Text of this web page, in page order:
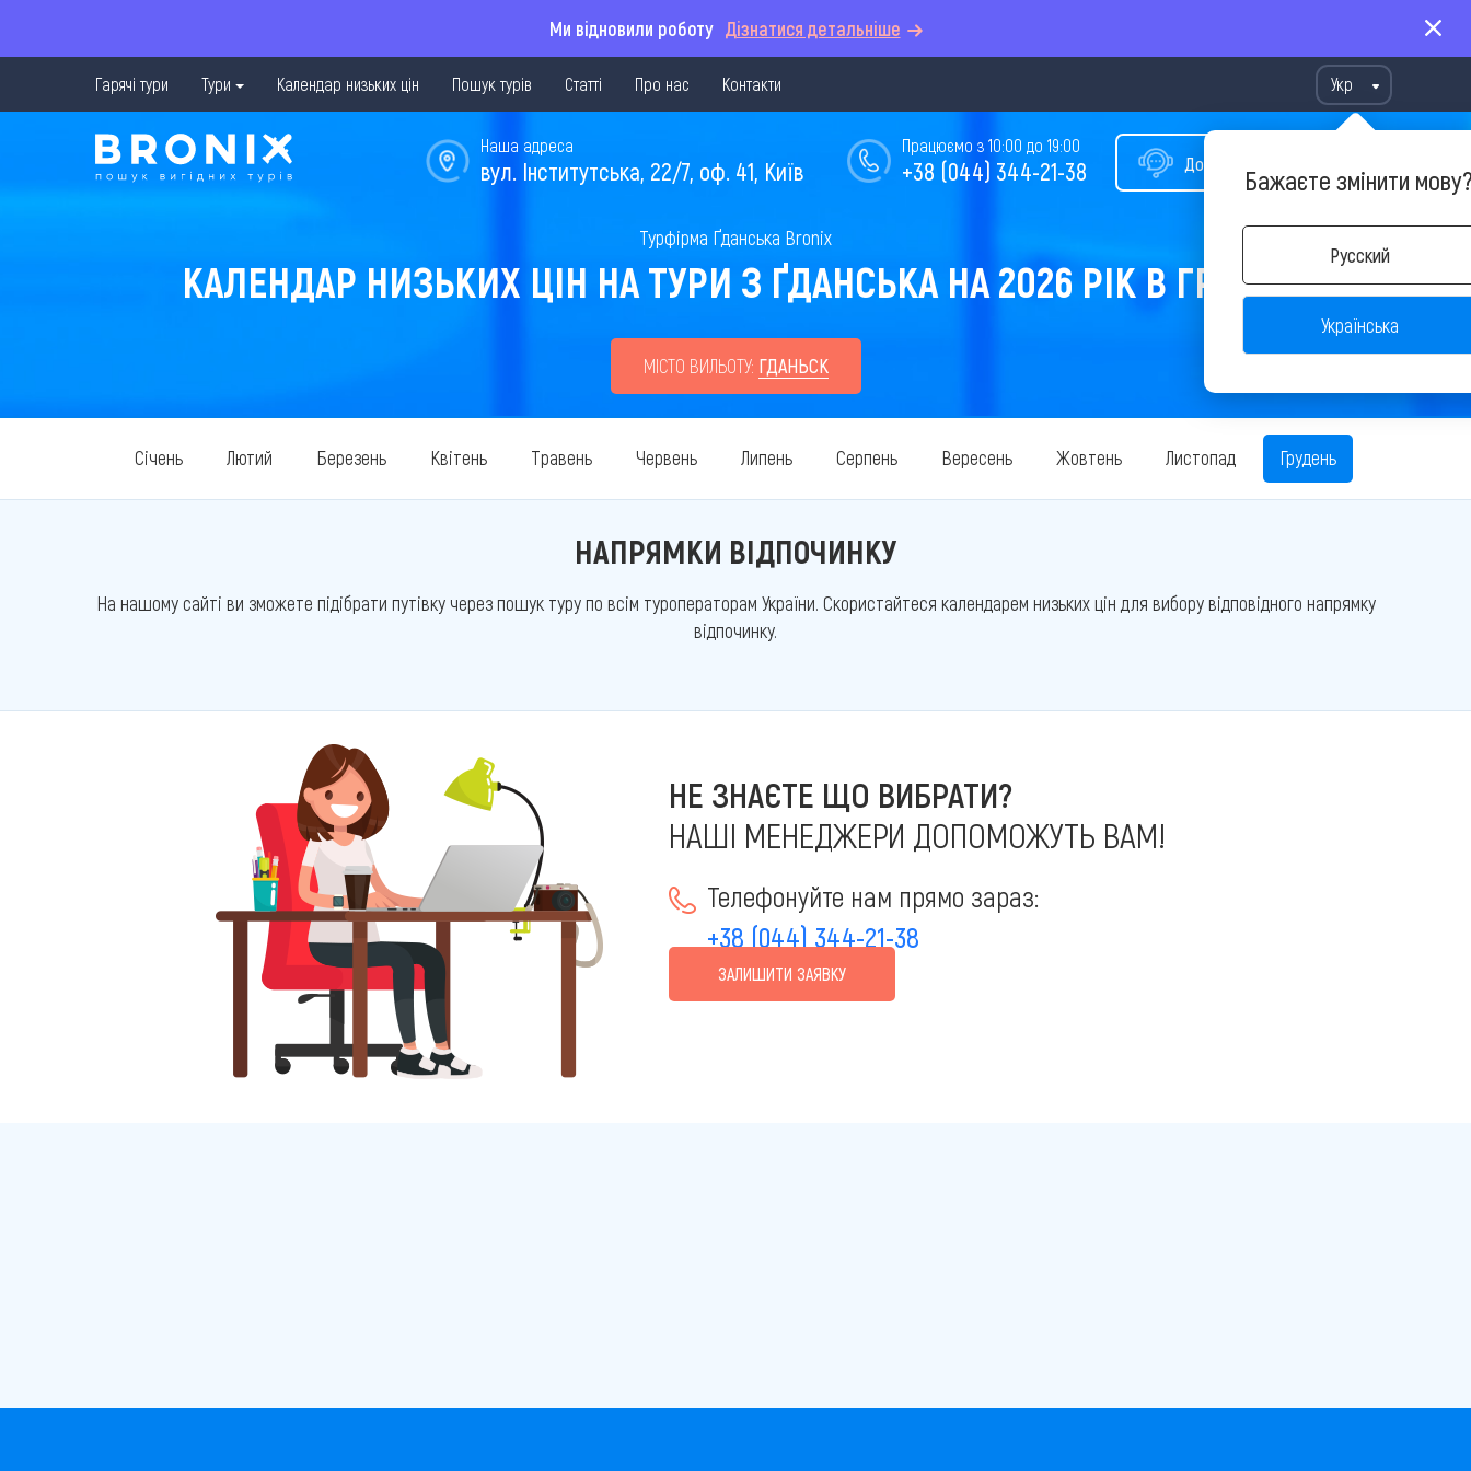
Ми відновили роботу Дізнатися детальніше
Гарячі тури Тури Календар низьких цін Пошук турів Статті Про нас Контакти Укр
Бажаєте змінити
Русский
Українська
Допомога у виборі туру
Працюємо з 10:00 до 19:00
+38 (044) 344-21-38
Наша адреса
вул. Інститутська, 22/7, оф. 41, Київ
Турфірма Ґданська Bronix
КАЛЕНДАР НИЗЬКИХ ЦІН НА ТУРИ З ҐДАНСЬКА НА 2026 РІК В ГРУДНІ
МІСТО ВИЛЬОТУ: ГДАНЬСК
Січень Лютий Березень Квітень Травень Червень Липень Серпень Вересень Жовтень Листопад Грудень
НАПРЯМКИ ВІДПОЧИНКУ
На нашому сайті ви зможете підібрати путівку через пошук туру по всім туроператорам України. Скористайтеся календарем низьких цін для вибору відповідного напрямку
відпочинку.
НЕ ЗНАЄТЕ ЩО ВИБРАТИ?
НАШІ МЕНЕДЖЕРИ ДОПОМОЖУТЬ ВАМ!
Телефонуйте нам прямо зараз:
+38 (044) 344-21-38
ЗАЛИШИТИ ЗАЯВКУ